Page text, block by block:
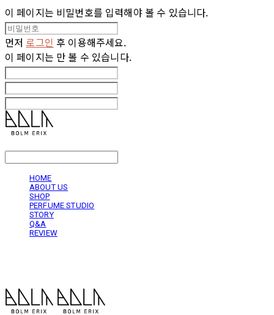
이 페이지는 비밀번호를 입력해야 볼 수 있습니다.
먼저 로그인 후 이용해주세요.
이 페이지는 만 볼 수 있습니다.
HOME
ABOUT US
SHOP
PERFUME STUDIO
STORY
Q&A
REVIEW